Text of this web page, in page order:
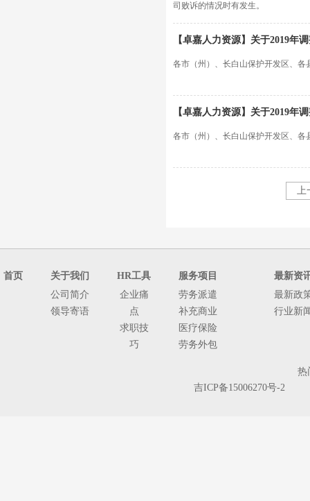
司败诉的情况时有发生。
【卓嘉人力资源】关于2019年
各市（州）、长白山保护开发区、
【卓嘉人力资源】关于2019年
各市（州）、长白山保护开发区、
上
首页
关于我们
公司简介
领导寄语
HR工具
企业痛
点
求职技
巧
服务项目
劳务派遣
补充商业
医疗保险
劳务外包
最新资
最新政
行业新
热
吉ICP备15006270号-2